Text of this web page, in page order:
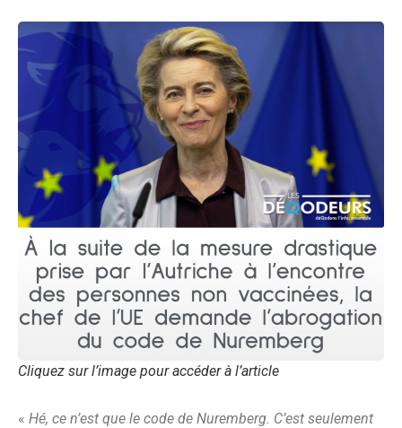
Cliquez sur l’image pour accéder à l’article
« Hé, ce n’est que le code de Nuremberg. C’est seulement